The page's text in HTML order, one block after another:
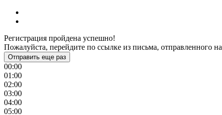
Регистрация пройдена успешно!
Пожалуйста, перейдите по ссылке из письма, отправленного на
Отправить еще раз
00:00
01:00
02:00
03:00
04:00
05:00